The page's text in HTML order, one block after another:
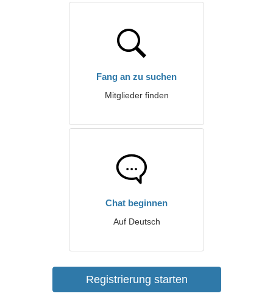
Fang an zu suchen
Mitglieder finden
Chat beginnen
Auf Deutsch
Registrierung starten